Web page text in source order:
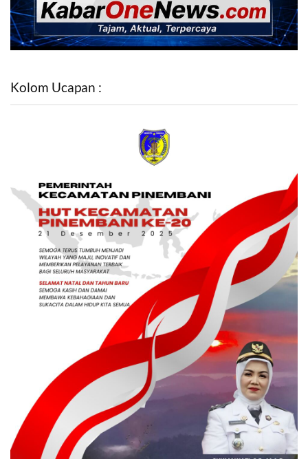
Kolom Ucapan :